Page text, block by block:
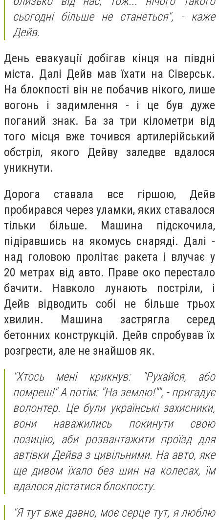
сьогодні більше не станеться", - каже
Дейв.
День евакуації добігав кінця на півдні
міста. Далі Дейв мав їхати на Сіверськ.
На блокпості він не побачив нікого, лише
вогонь і задимлення - і це був дуже
поганий знак. Ба за три кілометри від
того місця вже точився артилерійський
обстріл, якого Дейву заледве вдалося
уникнути.
Дорога ставала все гіршою, Дейв
пробирався через уламки, яких ставалося
тільки більше. Машина підскочила,
підіравшись на якомусь снаряді. Далі -
над головою пролітає ракета і влучає у
20 метрах від авто. Праве око перестало
бачити. Навколо лунають постріли, і
Дейв відводить собі не більше трьох
хвилин. Машина застрягла серед
бетонних конструкцій. Дейв спробував їх
розгрести, але не знайшов як.
"Хтось мені крикнув: "Рухайся, або
помреш!" А потім: "На землю!"", - пригадує
волонтер. Це були українські захисники,
вони наважились покинути свою
позицію, аби розвантажити проїзд для
автівки Дейва з цивільними. На авто, яке
ще дивом їхало без шин на колесах, їм
вдалося дістатися блокпосту.
"Я тут вже давно, моє серце тут, я люблю